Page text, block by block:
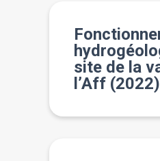
site de la
l’Aff (2022)